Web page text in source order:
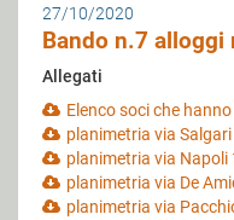
27/10/2020
Bando n.7 alloggi
Allegati
Elenco soci che
planimetria via Salgari
planimetria via Napoli
planimetria via De
planimetria via